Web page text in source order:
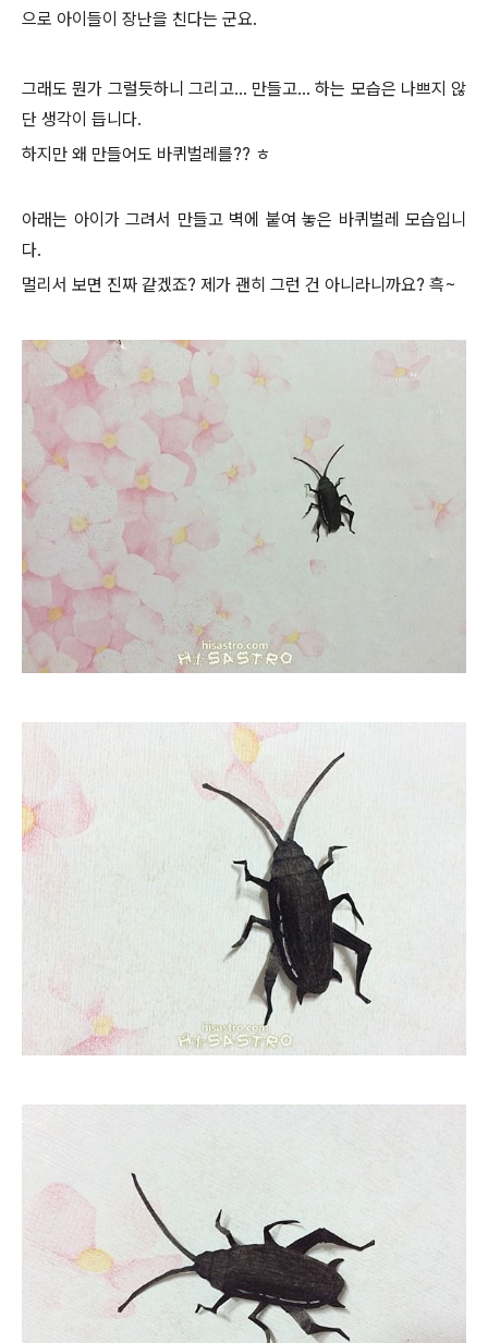
으로 아이들이 장난을 친다는 군요.
그래도 뭔가 그럴듯하니 그리고... 만들고... 하는 모습은 나쁘지 않
단 생각이 듭니다.
하지만 왜 만들어도 바퀴벌레를?? ㅎ
아래는 아이가 그려서 만들고 벽에 붙여 놓은 바퀴벌레 모습입니
다.
멀리서 보면 진짜 같겠죠? 제가 괜히 그런 건 아니라니까요? 흑~